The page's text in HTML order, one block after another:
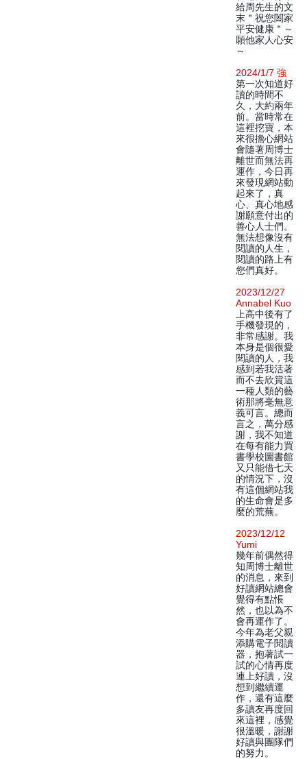
給周先生的文
末＂祝您闔家
平安健康＂～
願他家人心安
～
2024/1/7 強
第一次知道好
讀的時間不
久，大約兩年
前。當時常在
這裡挖寶，本
來很擔心網站
會隨著周博士
離世而無法再
運作，今日再
來發現網站動
起來了，真
心、真心地感
謝願意付出的
善心人士們。
無法想像沒有
閱讀的人生，
閱讀的路上有
您們真好。
2023/12/27
Annabel Kuo
上高中後有了
手機發現的，
非常感謝。我
本身是個很愛
閱讀的人，我
感到若我活著
而不去欣賞這
一種人類的藝
術那將毫無意
義可言。總而
言之，萬分感
謝，我不知道
在每有能力買
書學校圖書館
又只能借七天
的情況下，沒
有這個網站我
的生命會是多
麼的荒蕪。
2023/12/12
Yumi
幾年前偶然得
知周博士離世
的消息，來到
好讀網站總會
覺得有點悵
然，也以為不
會再運作了。
今年為老父親
添購電子閱讀
器，抱著試一
試的心情再度
連上好讀，沒
想到繼續運
作，還有這麼
多讀友再度回
來這裡，感覺
很溫暖，謝謝
好讀與團隊們
的努力。